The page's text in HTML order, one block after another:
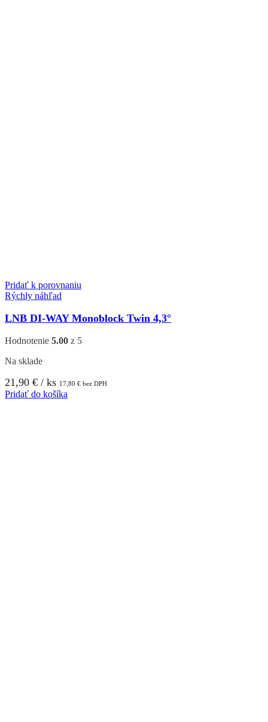
Pridať k porovnaniu
Rýchly náhľad
LNB DI-WAY Monoblock Twin 4,3°
Hodnotenie 5.00 z 5
Na sklade
21,90 € / ks 17,80 € bez DPH
Pridať do košíka